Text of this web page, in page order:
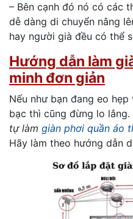
– Bên cạnh đó nó có các
dễ dàng di chuyển nâng
hay người già đều có thể
Hướng dẫn làm
minh đơn giản
Nếu như bạn đang eo
bạc thì cũng đừng lo
tự làm giàn phơi quần áo
Hãy làm theo hướng dẫn